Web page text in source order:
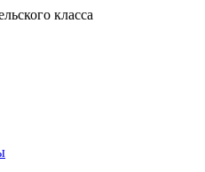
класса